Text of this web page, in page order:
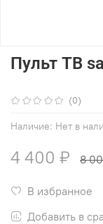
(0)
Наличие: Нет в
Пульт ТВ
4 400 ₽ 8
В избранное
Добавить в